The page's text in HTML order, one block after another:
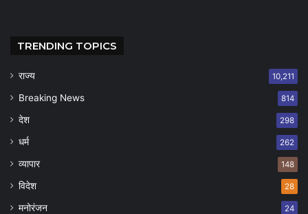
TRENDING TOPICS
राज्य 10,211
Breaking News 814
देश 298
धर्म 262
व्यापार 148
विदेश 28
मनोरंजन 24